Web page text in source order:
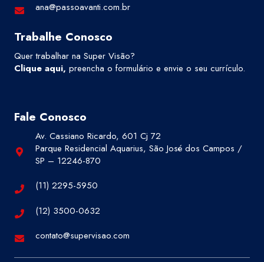
ana@passoavanti.com.br
Trabalhe Conosco
Quer trabalhar na Super Visão?
Clique aqui, preencha o formulário e envie o seu currículo.
Fale Conosco
Av. Cassiano Ricardo, 601 Cj 72
Parque Residencial Aquarius, São José dos Campos /
SP – 12246-870
(11) 2295-5950
(12) 3500-0632
contato@supervisao.com